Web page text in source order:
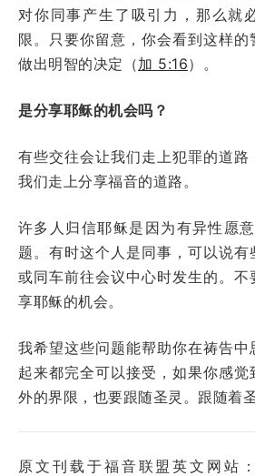
对你同事产生了吸引力，那么就
限。只要你留意，你会看到这样
做出明智的决定（加 5:16）。
是分享耶稣的机会吗？
有些交往会让我们走上犯罪的道路
我们走上分享福音的道路。
许多人归信耶稣是因为有异性愿
题。有时这个人是同事，可以说有
或同车前往会议中心时发生的。不
享耶稣的机会。
我希望这些问题能帮助你在祷告
起来都完全可以接受，如果你感
外的界限，也要跟随圣灵。跟随着
原文刊载于福音联盟英文网站：